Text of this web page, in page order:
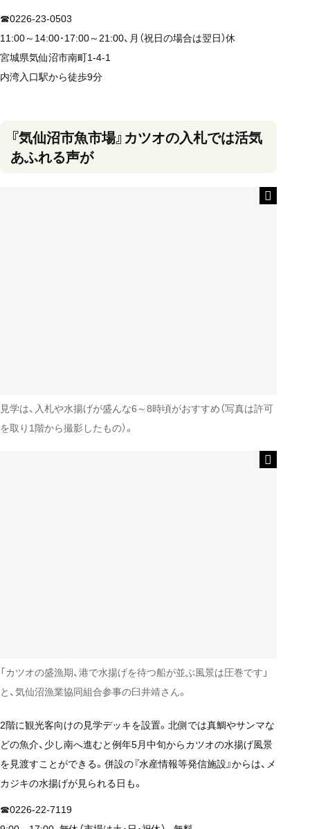
☎0226-23-0503
11:00～14:00･17:00～21:00、月（祝日の場合は翌日）休
宮城県気仙沼市南町1-4-1
内湾入口駅から徒歩9分
『気仙沼市魚市場』カツオの入札では活気
あふれる声が
見学は、入札や水揚げが盛んな6～8時頃がおすすめ（写真は許可
を取り1階から撮影したもの）。
「カツオの盛漁期、港で水揚げを待つ船が並ぶ風景は圧巻です」
と、気仙沼漁業協同組合参事の臼井靖さん。
2階に観光客向けの見学デッキを設置。北側では真鯛やサンマな
どの魚介、少し南へ進むと例年5月中旬からカツオの水揚げ風景
を見渡すことができる。併設の『水産情報等発信施設』からは、メ
カジキの水揚げが見られる日も。
☎0226-22-7119